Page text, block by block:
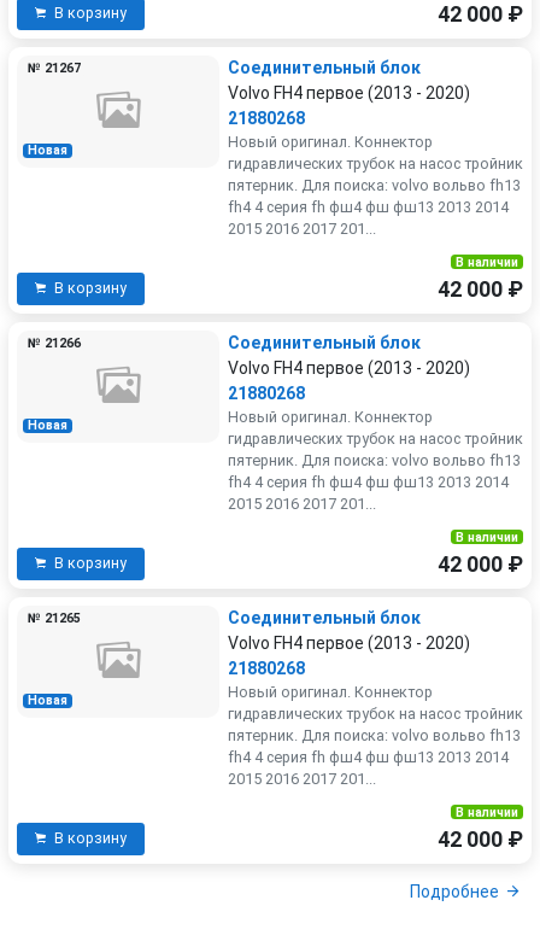
В корзину 42 000 ₽
Новая
№ 21267
Соединительный блок
Volvo FH4 первое (2013 - 2020)
21880268
Новый оригинал. Коннектор
гидравлических трубок на насос тройник
пятерник. Для поиска: volvo вольво fh13
fh4 4 серия fh фш4 фш фш13 2013 2014
2015 2016 2017 201...
В корзину
В наличии
42 000 ₽
Новая
№ 21266
Соединительный блок
Volvo FH4 первое (2013 - 2020)
21880268
Новый оригинал. Коннектор
гидравлических трубок на насос тройник
пятерник. Для поиска: volvo вольво fh13
fh4 4 серия fh фш4 фш фш13 2013 2014
2015 2016 2017 201...
В корзину
В наличии
42 000 ₽
Новая
№ 21265
Соединительный блок
Volvo FH4 первое (2013 - 2020)
21880268
Новый оригинал. Коннектор
гидравлических трубок на насос тройник
пятерник. Для поиска: volvo вольво fh13
fh4 4 серия fh фш4 фш фш13 2013 2014
2015 2016 2017 201...
В корзину
В наличии
42 000 ₽
Подробнее